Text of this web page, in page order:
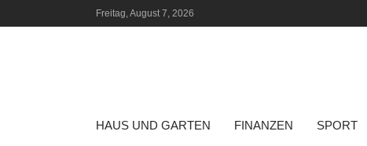
Freitag, August 7, 2026
HAUS UND GARTEN FINANZEN SPORT